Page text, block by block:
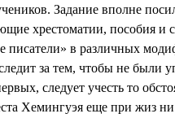
Задание вполне
хрестоматии, пособия и
писатели» в различных
за тем, чтобы не были
следует учесть то
Хемингуэя еще при жиз